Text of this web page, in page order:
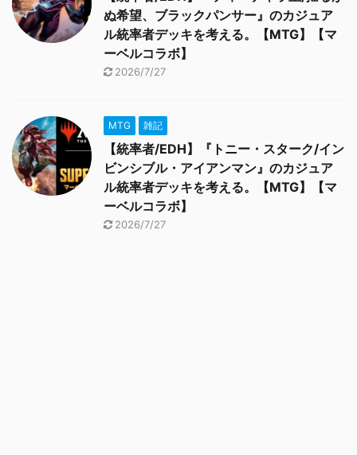
ぬ希望、ブラックパンサー』のカジュア
ル統率者デッキを考える。【MTG】【マ
ーベルコラボ】
2026/7/27
MTG 雑記
【統率者/EDH】『トニー・スターク/イン
ビンシブル・アイアンマン』のカジュア
ル統率者デッキを考える。【MTG】【マ
ーベルコラボ】
2026/7/27